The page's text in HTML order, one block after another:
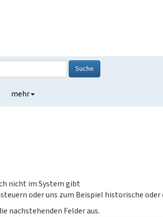
Suche
mehr
nicht im System gibt
oder uns zum Beispiel historische oder
nachstehenden Felder aus.